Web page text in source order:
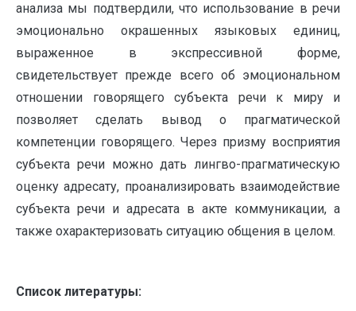
анализа мы подтвердили, что использование в речи
эмоционально окрашенных языковых единиц,
выраженное в экспрессивной форме,
свидетельствует прежде всего об эмоциональном
отношении говорящего субъекта речи к миру и
позволяет сделать вывод о прагматической
компетенции говорящего. Через призму восприятия
субъекта речи можно дать лингво-прагматическую
оценку адресату, проанализировать взаимодействие
субъекта речи и адресата в акте коммуникации, а
также охарактеризовать ситуацию общения в целом.
Список литературы: